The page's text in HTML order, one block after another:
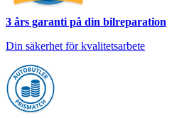
3 års garanti på din bilreparation
Din säkerhet för kvalitetsarbete